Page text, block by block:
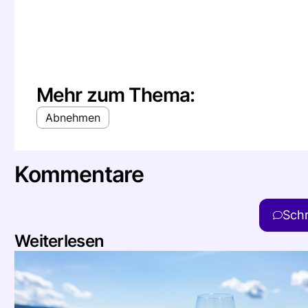
Mehr zum Thema:
Abnehmen
Kommentare
Weiterlesen